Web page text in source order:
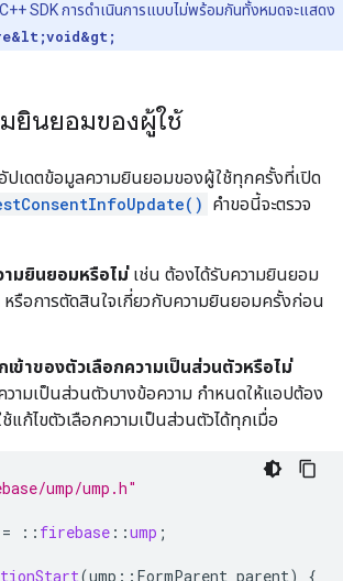
SDK การดำเนินการแบบไม่พร้อมกันทั้งหมดจะแสดง
ยินยอมของผู้ใช้
ปเดตข้อมูลความยินยอมของผู้ใช้ทุกครั้งที่เปิด
คำขอนี้จะตรวจ
ามยินยอมหรือไม่เช่น ต้องได้รับความยินยอม
รือการตัดสินใจเกี่ยวกับความยินยอมครั้งก่อน
ข้าของตัวเลือกความเป็นส่วนตัวหรือไม่
วามเป็นส่วนตัวบางข้อความ กำหนดให้แอปต้อง
แก้ไขตัวเลือกความเป็นส่วนตัวได้ทุกเมื่อ
ump/ump.h"
= :: firebase ::ump ;
(ump :: FormParent parent)
{